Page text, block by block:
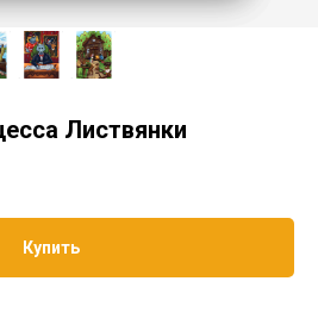
Листвянки
Купить